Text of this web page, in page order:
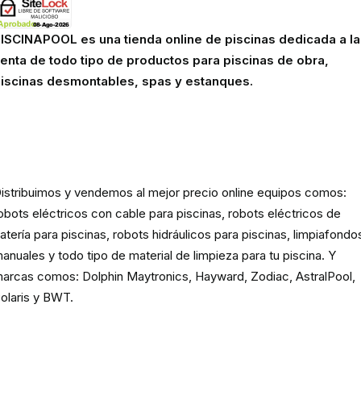
es una tienda online de piscinas dedicada a la
de todo tipo de productos para piscinas de obra,
desmontables, spas y estanques.
y vendemos al mejor precio online equipos comos:
eléctricos con cable para piscinas, robots eléctricos de
para piscinas, robots hidráulicos para piscinas,
y todo tipo de material de limpieza para tu piscina. Y
comos: Dolphin Maytronics, Hayward, Zodiac, AstralPool,
y BWT.